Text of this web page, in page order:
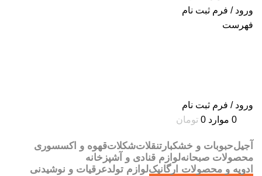
ورود / فرم ثبت نام
فهرست
ورود / فرم ثبت نام
0 موارد 0 تومان
آجیلحبوبات و خشکبار تنقلاتشکلاتقهوه و اکسسوری
محصولات صبحانهلوازم قنادی و آشپزخانه
ادویه و محصولات ارگانیکلوازم تولدعرقیات و نوشیدنی